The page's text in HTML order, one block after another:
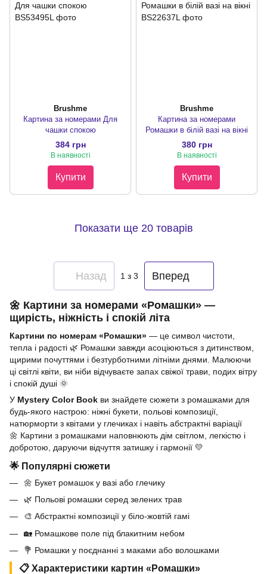
Brushme
Картина за номерами Для
чашки спокою
384 грн
В наявності
Купити
Brushme
Картина за номерами
Ромашки в білій вазі на вікні
380 грн
В наявності
Купити
Показати ще 20 товарів
Назад 1з 3 Вперед
🌼 Картини за номерами «Ромашки» —
щирість, ніжність і спокій літа
Картини по номерам «Ромашки» — це символ чистоти,
тепла і радості 🌿 Ромашки завжди асоціюються з дитинством,
щирими почуттями і безтурботними літніми днями. Малюючи
ці світлі квіти, ви ніби відчуваєте запах свіжої трави, подих вітру
і спокій душі 🌞
У Mystery Color Book ви знайдете сюжети з ромашками для
будь-якого настрою: ніжні букети, польові композиції,
натюрморти з квітами у глечиках і навіть абстрактні варіації
🌼 Картини з ромашками наповнюють дім світлом, легкістю і
добротою, даруючи відчуття затишку і гармонії 💛
🌟 Популярні сюжети
🌼 Букет ромашок у вазі або глечику
🌿 Польові ромашки серед зелених трав
🎨 Абстрактні композиції у біло-жовтій гамі
🏡 Ромашкове поле під блакитним небом
💐 Ромашки у поєднанні з маками або волошками
📋 Характеристики картин «Ромашки»